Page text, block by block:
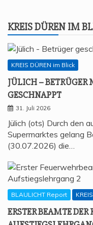
KREIS DÜREN IM
KREIS DÜREN im Blick
JÜLICH – BETRÜ­GER
GESCHNAPPT
31. Juli 2026
Jülich (ots) Durch den
Supermarktes gelang
(30.07.2026) die…
BLAULICHT Report
ERS­TER BEAM­TE